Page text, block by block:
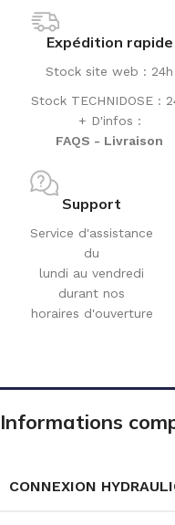
Expédition rapide
Stock site web : 24h
Stock TECHNIDOSE :
+ D'infos :
FAQS - Livraison
Support
Service d'assistance
du
lundi au vendredi
durant nos
horaires d'ouverture
Informations
CONNEXION